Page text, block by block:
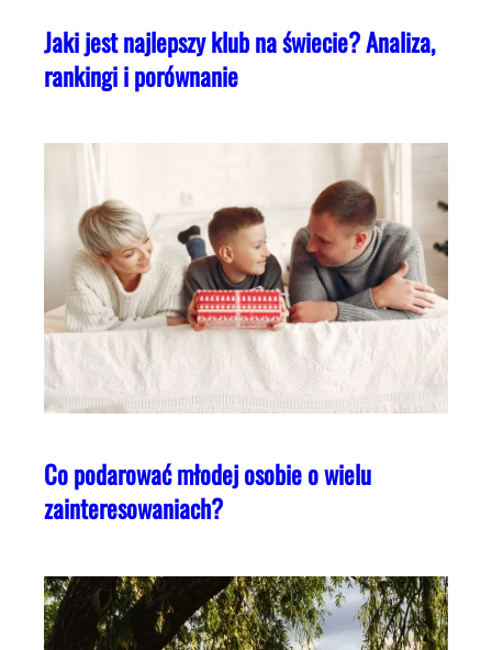
Jaki jest najlepszy klub na świecie? Analiza,
rankingi i porównanie
Co podarować młodej osobie o wielu
zainteresowaniach?